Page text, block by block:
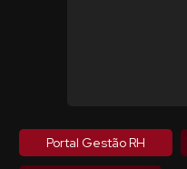
Portal Gestão RH